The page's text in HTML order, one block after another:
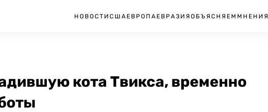
НОВОСТИ США ЕВРОПА ЕВРАЗИЯ ОБЪЯСНЯЕМ МНЕНИЯ
кота Твикса, временно